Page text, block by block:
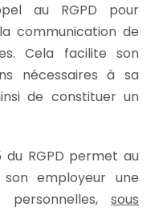
au RGPD pour
communication de
Cela facilite son
nécessaires à sa
de constituer un
du RGPD permet au
employeur une
sous